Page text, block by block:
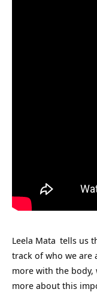
Leela Mata tells us
track of who we are
more with the body,
more about this